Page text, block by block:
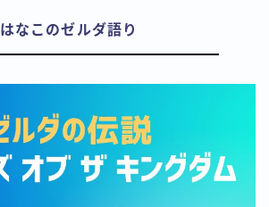
はなこのゼルダ語り